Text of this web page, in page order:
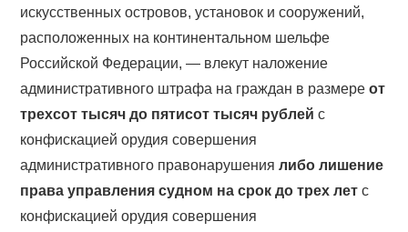
искусственных островов, установок и сооружений,
расположенных на континентальном шельфе
Российской Федерации, — влекут наложение
административного штрафа на граждан в размереот
трехсот тысяч до пятисот тысяч рублей с
конфискацией орудия совершения
административного правонарушениялибо лишение
права управления судном на срок до трех лет с
конфискацией орудия совершения